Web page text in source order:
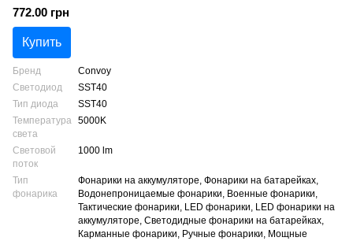
772.00 грн
Купить
Бренд
Convoy
Светодиод
SST40
Тип диода
SST40
Температура
света
5000K
Световой
поток
1000 lm
Тип
фонарика
Фонарики на аккумуляторе, Фонарики на батарейках,
Водонепроницаемые фонарики, Военные фонарики,
Тактические фонарики, LED фонарики, LED фонарики на
аккумуляторе, Светодидные фонарики на батарейках,
Карманные фонарики, Ручные фонарики, Мощные